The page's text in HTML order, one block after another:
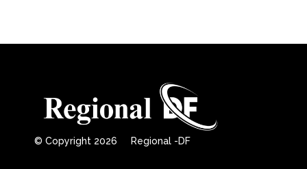
© Copyright 2026 Regional -DF